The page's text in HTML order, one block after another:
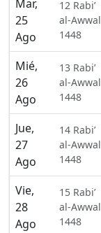
Mar,
25
Ago
12 Rabi’
al-Awwal
1448
Mié,
26
Ago
13 Rabi’
al-Awwal
1448
Jue,
27
Ago
14 Rabi’
al-Awwal
1448
Vie,
28
Ago
15 Rabi’
al-Awwal
1448